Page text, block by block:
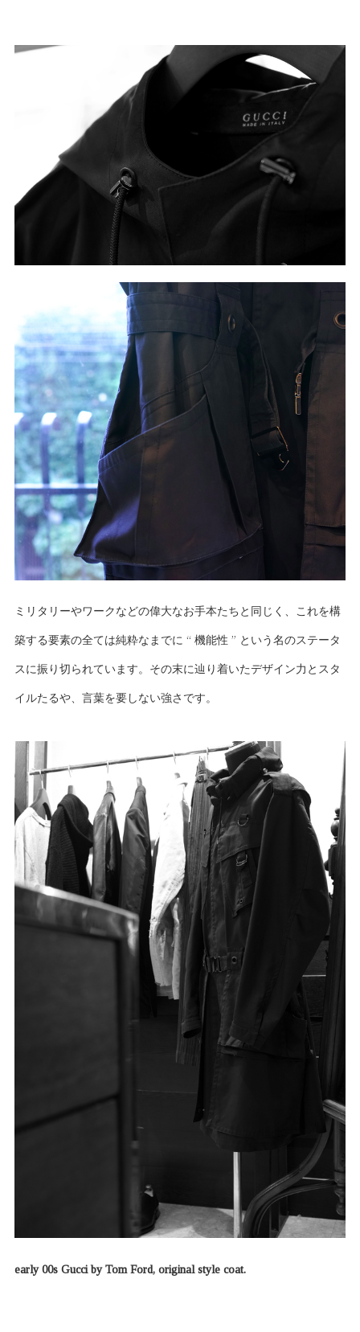
ミリタリーやワークなどの偉大なお手本たちと同じく、これを構
築する要素の全ては純粋なまでに “ 機能性 ” という名のステータ
スに振り切られています。その末に辿り着いたデザイン力とスタ
イルたるや、言葉を要しない強さです。
early 00s Gucci by Tom Ford, original style coat.